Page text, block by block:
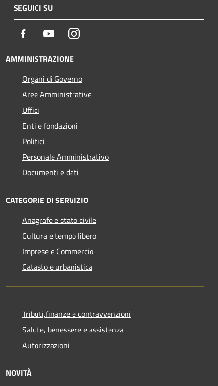
SEGUICI SU
Facebook YoutubeInstagram
AMMINISTRAZIONE
Organi di Governo
Aree Amministrative
Uffici
Enti e fondazioni
Politici
Personale Amministrativo
Documenti e dati
CATEGORIE DI SERVIZIO
Anagrafe e stato civile
Cultura e tempo libero
Imprese e Commercio
Catasto e urbanistica
Tributi,finanze e contravvenzioni
Salute, benessere e assistenza
Autorizzazioni
NOVITÀ